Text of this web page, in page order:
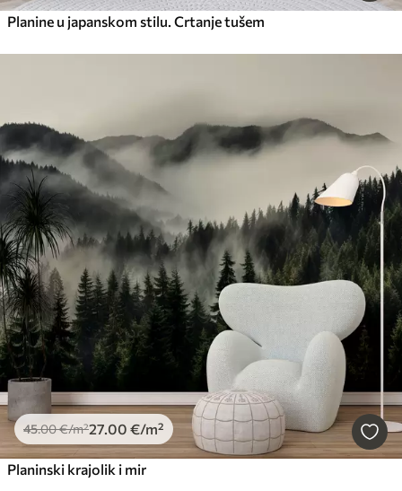
Planine u japanskom stilu. Crtanje tušem
45.00€/m²27.00 €/m²
Planinski krajolik i mir